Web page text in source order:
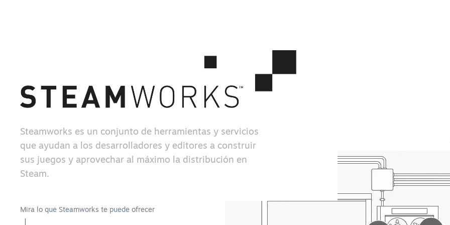
Steamworks es un conjunto de herramientas y servicios
que ayudan a los desarrolladores y editores a construir
sus juegos y aprovechar al máximo la distribución en
Steam.
Mira lo que Steamworks te puede ofrecer